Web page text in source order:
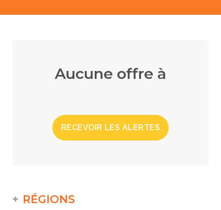
Aucune offre à
RECEVOIR LES ALERTES
RÉGIONS